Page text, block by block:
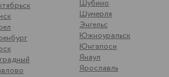
Шубино
Шумерля
Энгельс
Южноуральск
Юнгапоси
Янаул
Ярославль